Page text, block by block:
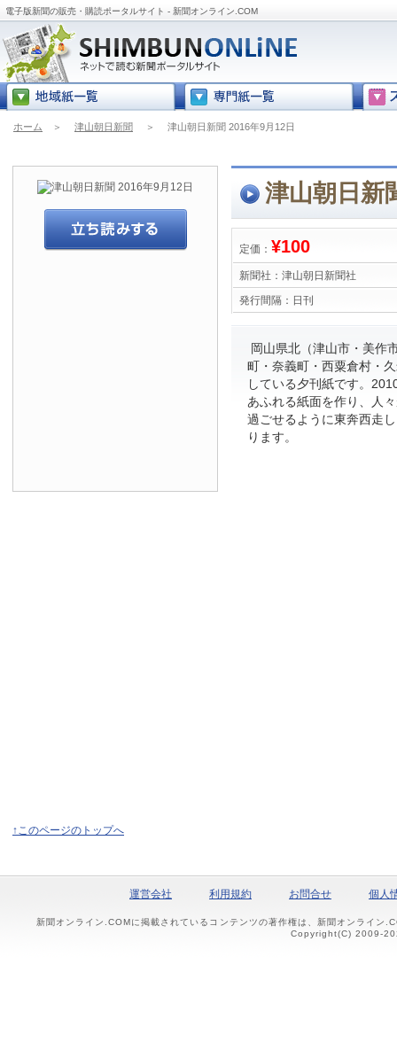
電子版新聞の販売・購読ポータルサイト - 新聞オンライン.COM
ホーム ＞ 津山朝日新聞 ＞ 津山朝日新聞 2016年9月12日
津山朝日新
定価： ¥100
新聞社： 津山朝日新聞社
発行間隔： 日刊
岡山県北（津山市・美作
町・奈義町・西粟倉村・
している夕刊紙です。
あふれる紙面を作り、人
過ごせるように東奔西走
ります。
↑このページのトップへ
運営会社 利用規約 お問合せ 個人
新聞オンライン.COMに掲載されているコンテンツの著作権は、新聞オンライン
Copyright(C) 2009-